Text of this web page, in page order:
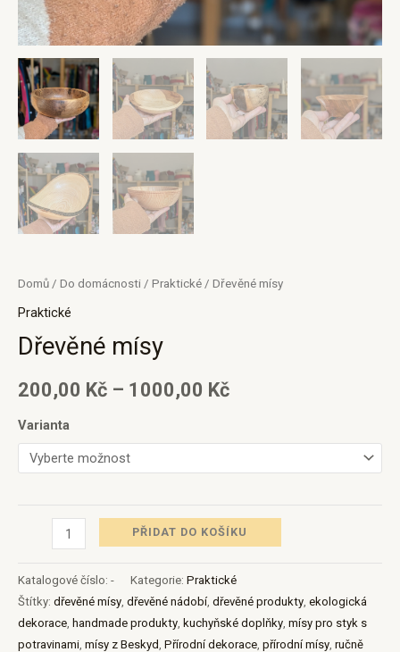
Domů / Do domácnosti / Praktické / Dřevěné mísy
Praktické
Dřevěné mísy
200,00 Kč – 1000,00 Kč
Varianta
PŘIDAT DO KOŠÍKU
Katalogové číslo: - Kategorie: Praktické
Štítky: dřevěné mísy dřevěné nádobí, dřevěné produkty ekologická
dekorace handmade produkty kuchyňské doplňky mísy pro styk s
potravinami mísy z Beskyd Přírodní dekorace přírodní mísy ručně